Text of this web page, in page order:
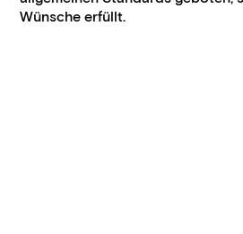
Wünsche erfüllt.